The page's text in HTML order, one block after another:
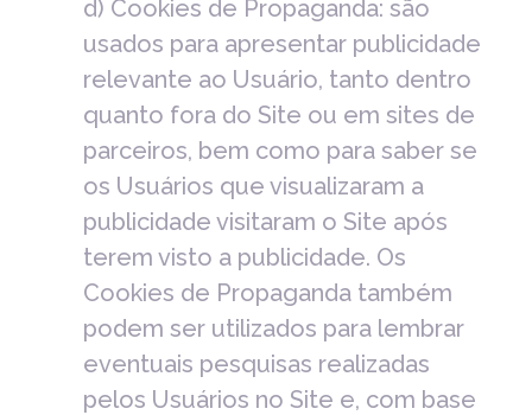
d) Cookies de Propaganda: são
usados para apresentar publicidade
relevante ao Usuário, tanto dentro
quanto fora do Site ou em sites de
parceiros, bem como para saber se
os Usuários que visualizaram a
publicidade visitaram o Site após
terem visto a publicidade. Os
Cookies de Propaganda também
podem ser utilizados para lembrar
eventuais pesquisas realizadas
pelos Usuários no Site e, com base